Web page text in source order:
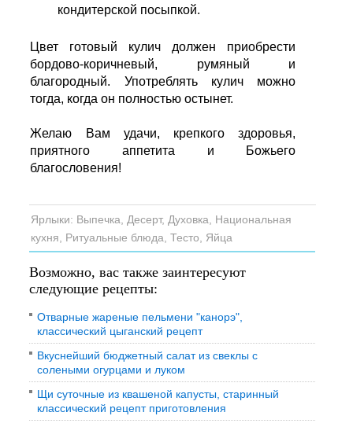
кондитерской посыпкой.
Цвет готовый кулич должен приобрести
бордово-коричневый, румяный и
благородный. Употреблять кулич можно
тогда, когда он полностью остынет.
Желаю Вам удачи, крепкого здоровья,
приятного аппетита и Божьего
благословения!
Ярлыки: Выпечка Десерт, Духовка
Национальная
кухня
Ритуальные блюда ,Тесто Яйца
Возможно, вас также заинтересуют
следующие рецепты:
Отварные жареные пельмени "канорэ",
классический цыганский рецепт
Вкуснейший бюджетный салат из свеклы с
солеными огурцами и луком
Щи суточные из квашеной капусты, старинный
классический рецепт приготовления